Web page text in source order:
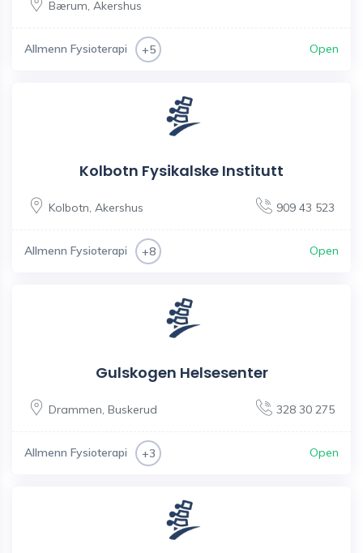
Bærum Akershus
Allmenn Fysioterapi +5 Open
Kolbotn Fysikalske Institutt
Kolbotn Akershus 909 43 523
Allmenn Fysioterapi +8 Open
Gulskogen Helsesenter
Drammen Buskerud 328 30 275
Allmenn Fysioterapi +3 Open